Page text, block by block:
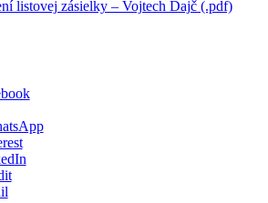
listovej zásielky – Vojtech Dajč (.pdf)